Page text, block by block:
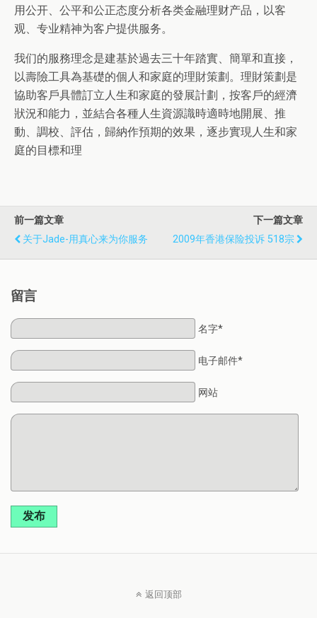
用公开、公平和公正态度分析各类金融理财产品，以客
观、专业精神为客户提供服务。
我们的服務理念是建基於過去三十年踏實、簡單和直接，
以壽險工具為基礎的個人和家庭的理財策劃。理財策劃是
協助客戶具體訂立人生和家庭的發展計劃，按客戶的經濟
狀況和能力，並結合各種人生資源識時適時地開展、推
動、調校、評估，歸納作預期的效果，逐步實現人生和家
庭的目標和理
前一篇文章
关于Jade-用真心来为你服务
下一篇文章
2009年香港保险投诉 518宗
留言
名字*
电子邮件*
网站
发布
返回顶部